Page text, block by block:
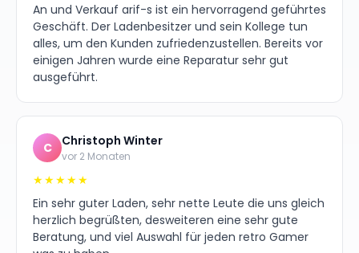
An und Verkauf arif-s ist ein hervorragend geführtes
Geschäft. Der Ladenbesitzer und sein Kollege tun
alles, um den Kunden zufriedenzustellen. Bereits vor
einigen Jahren wurde eine Reparatur sehr gut
ausgeführt.
C Christoph Winter
vor 2 Monaten
★★★★★
Ein sehr guter Laden, sehr nette Leute die uns gleich
herzlich begrüßten, desweiteren eine sehr gute
Beratung, und viel Auswahl für jeden retro Gamer